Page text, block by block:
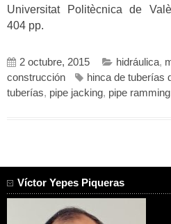
Universitat Politècnica de
404 pp.
2 octubre, 2015 hidráulica,
construcción
hinca de tuberías
tuberías, pipe jacking, pipe ramming
Víctor Yepes Piqueras